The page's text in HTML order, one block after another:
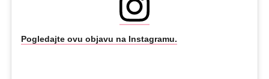
Pogledajte ovu objavu na Instagramu.